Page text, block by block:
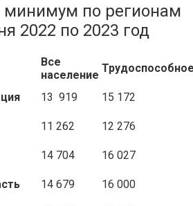
по регионам
2022 по 2023 год
Все
население
13 919 15 172
11 262 12 276
14 704 16 027
14 679 16 000